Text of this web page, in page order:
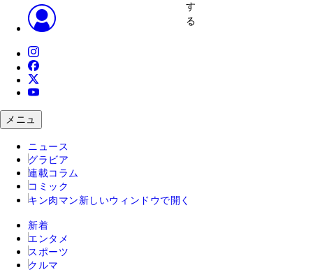
す
る
メニュ
ニュース
グラビア
連載コラム
コミック
キン肉マン 新しいウィンドウで開く
新着
エンタメ
スポーツ
クルマ